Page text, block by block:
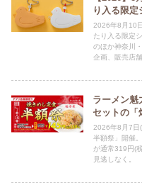
り入る限
2026年8月10
たり入る限定
のほか神奈川
企画、販売店
ラーメン魁
セットの
2026年8月7日
半額祭」開催
が通常319円(
見逃しなく。